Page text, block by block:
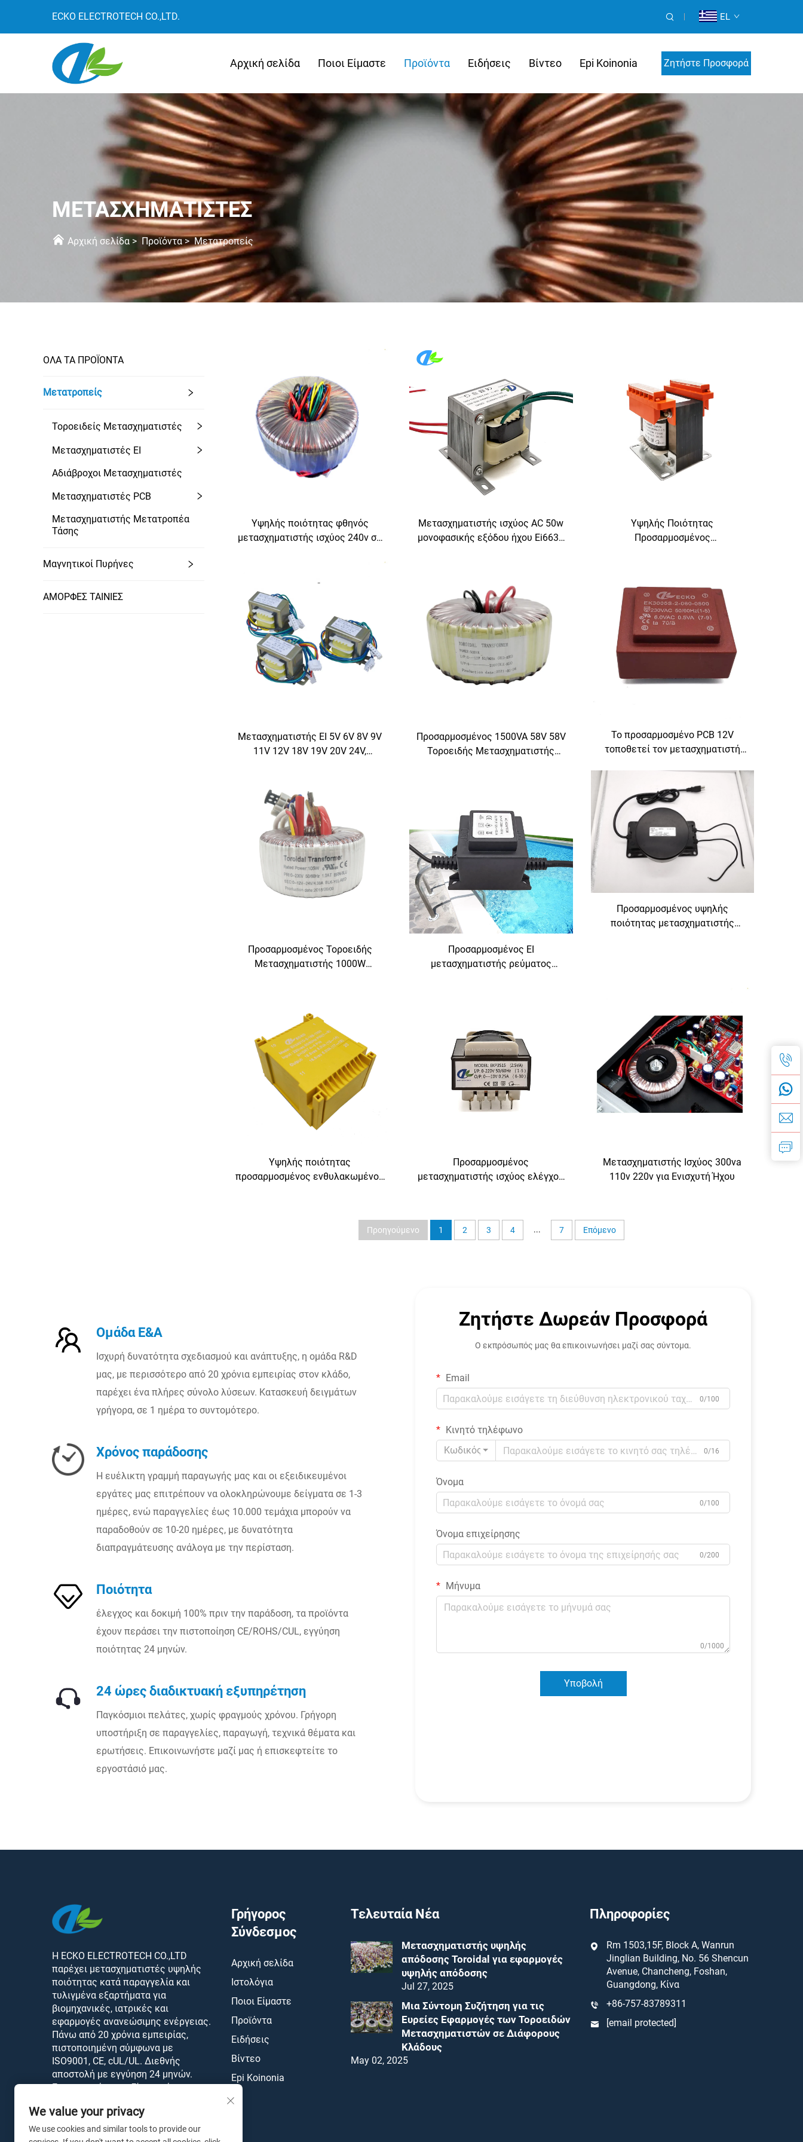
ECKO ELECTROTECH CO.,LTD. EL
Αρχική σελίδα Ποιοι Είμαστε Προϊόντα Ειδήσεις Βίντεο Epi Koinonia Ζητήστε Προσφορά
ΜΕΤΑΣΧΗΜΑΤΙΣΤΈΣ
Αρχική σελίδα > Προϊόντα>Μετατροπείς
ΟΛΑ ΤΑ ΠΡΟΪΟΝΤΑ
Μετατροπείς
Τοροειδείς Μετασχηματιστές
Μετασχηματιστές EI
Αδιάβροχοι Μετασχηματιστές
Μετασχηματιστές PCB
Μετασχηματιστής Μετατροπέα
Τάσης
Μαγνητικοί Πυρήνες
ΑΜΟΡΦΕΣ ΤΑΙΝΙΕΣ
Υψηλής ποιότητας φθηνός
μετασχηματιστής ισχύος 240v σε
ισχύος
Μετασχηματιστής ισχύος AC 50w
μονοφασικής εξόδου ήχου Ei6636
Υψηλής Ποιότητας
Προσαρμοσμένος
60Hz
Μετασχηματιστής EI 5V 6V 8V 9V
11V 12V 18V 19V 20V 24V,
τάσης
Προσαρμοσμένος 1500VA 58V 58V
Τοροειδής Μετασχηματιστής
Το προσαρμοσμένο PCB 12V
τοποθετεί τον μετασχηματιστή
παραγωγής 50Hz εισαγωγής 380V
24V 36V 110V 220V 240V
Προσαρμοσμένος Τοροειδής
Μετασχηματιστής 1000W
Χαμηλής Συχνότητας
Προσαρμοσμένος EI
μετασχηματιστής ρεύματος
Προσαρμοσμένος υψηλής
ποιότητας μετασχηματιστής
Υψηλής ποιότητας
προσαρμοσμένος ενθυλακωμένος
μετασχηματιστής επιτάχυνσης
380v 24v 36v συχνότητα εξόδου
Προσαρμοσμένος
μετασχηματιστής ισχύος ελέγχου
24V 36V 48V 380V
Μετασχηματιστής Ισχύος 300va
110v 220v για Ενισχυτή Ήχου
Προηγούμενο 1 2 3 4 ... 7 Επόμενο
Ομάδα Ε&Α
Ισχυρή δυνατότητα σχεδιασμού και ανάπτυξης, η ομάδα R&D
μας, με περισσότερο από 20 χρόνια εμπειρίας στον κλάδο,
παρέχει ένα πλήρες σύνολο λύσεων. Κατασκευή δειγμάτων
γρήγορα, σε 1 ημέρα το συντομότερο.
Χρόνος παράδοσης
Η ευέλικτη γραμμή παραγωγής μας και οι εξειδικευμένοι
εργάτες μας επιτρέπουν να ολοκληρώνουμε δείγματα σε 1-3
ημέρες, ενώ παραγγελίες έως 10.000 τεμάχια μπορούν να
παραδοθούν σε 10-20 ημέρες, με δυνατότητα
διαπραγμάτευσης ανάλογα με την περίσταση.
Ποιότητα
έλεγχος και δοκιμή 100% πριν την παράδοση, τα προϊόντα
έχουν περάσει την πιστοποίηση CE/ROHS/CUL, εγγύηση
ποιότητας 24 μηνών.
24 ώρες διαδικτυακή εξυπηρέτηση
Παγκόσμιοι πελάτες, χωρίς φραγμούς χρόνου. Γρήγορη
υποστήριξη σε παραγγελίες, παραγωγή, τεχνικά θέματα και
ερωτήσεις. Επικοινωνήστε μαζί μας ή επισκεφτείτε το
εργοστάσιό μας.
Ζητήστε Δωρεάν Προσφορά
Ο εκπρόσωπός μας θα επικοινωνήσει μαζί σας σύντομα.
Email
0/100
Κινητό τηλέφωνο
Κωδικός
0/16
Όνομα
0/100
Όνομα επιχείρησης
0/200
Μήνυμα
0/1000
Υποβολή
Η ECKO ELECTROTECH CO.,LTD
παρέχει μετασχηματιστές υψηλής
ποιότητας κατά παραγγελία και
τυλιγμένα εξαρτήματα για
βιομηχανικές, ιατρικές και
εφαρμογές ανανεώσιμης ενέργειας.
Πάνω από 20 χρόνια εμπειρίας,
πιστοποιημένη σύμφωνα με
ISO9001, CE, cUL/UL. Διεθνής
αποστολή με εγγύηση 24 μηνών.
Επικοινωνήστε μαζί μας σήμερα.
Γρήγορος
Σύνδεσμος
Αρχική σελίδα
Ιστολόγια
Ποιοι Είμαστε
Προϊόντα
Ειδήσεις
Βίντεο
Epi Koinonia
Τελευταία Νέα
Μετασχηματιστής υψηλής
απόδοσης Toroidal για εφαρμογές
υψηλής απόδοσης
Jul 27, 2025
Μια Σύντομη Συζήτηση για τις
Ευρείες Εφαρμογές των Τοροειδών
Μετασχηματιστών σε Διάφορους
Κλάδους
May 02, 2025
Πληροφορίες
Rm 1503,15F, Block A, Wanrun
Jinglian Building, No. 56 Shencun
Avenue, Chancheng, Foshan,
Guangdong, Κίνα
+86-757-83789311
[email protected]
We value your privacy
We use cookies and similar tools to provide our